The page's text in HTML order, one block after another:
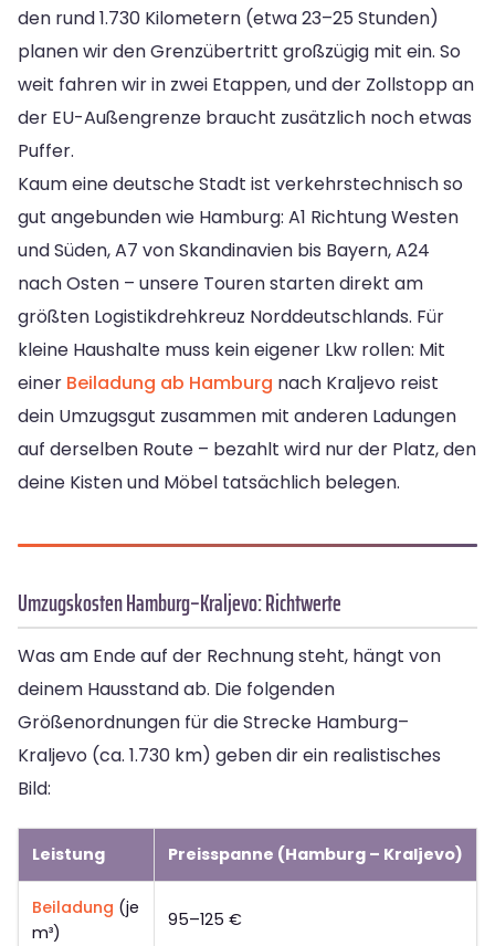
den rund 1.730 Kilometern (etwa 23–25 Stunden)
planen wir den Grenzübertritt großzügig mit ein. So
weit fahren wir in zwei Etappen, und der Zollstopp an
der EU-Außengrenze braucht zusätzlich noch etwas
Puffer.
Kaum eine deutsche Stadt ist verkehrstechnisch so
gut angebunden wie Hamburg: A1 Richtung Westen
und Süden, A7 von Skandinavien bis Bayern, A24
nach Osten – unsere Touren starten direkt am
größten Logistikdrehkreuz Norddeutschlands. Für
kleine Haushalte muss kein eigener Lkw rollen: Mit
einer Beiladung ab Hamburg nach Kraljevo reist
dein Umzugsgut zusammen mit anderen Ladungen
auf derselben Route – bezahlt wird nur der Platz, den
deine Kisten und Möbel tatsächlich belegen.
Umzugskosten Hamburg–Kraljevo: Richtwerte
Was am Ende auf der Rechnung steht, hängt von
deinem Hausstand ab. Die folgenden
Größenordnungen für die Strecke Hamburg–
Kraljevo (ca. 1.730 km) geben dir ein realistisches
Bild:
Leistung Preisspanne (Hamburg – Kraljevo)
Beiladung (je
m³)
95–125 €